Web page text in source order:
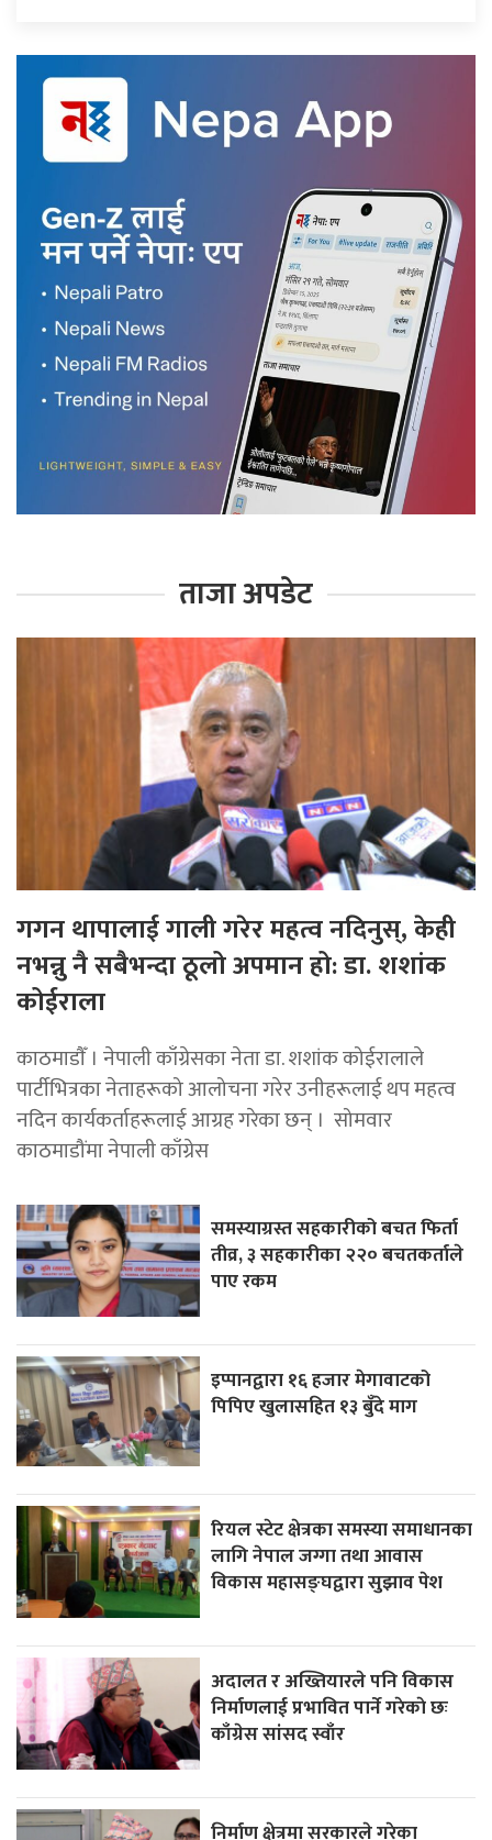
ताजा अपडेट
गगन थापालाई गाली गरेर महत्व नदिनुस्, केही
नभन्नु नै सबैभन्दा ठूलो अपमान हो: डा. शशांक
कोईराला
काठमाडाैँ । नेपाली काँग्रेसका नेता डा. शशांक कोईरालाले
पार्टीभित्रका नेताहरूको आलोचना गरेर उनीहरूलाई थप महत्व
नदिन कार्यकर्ताहरूलाई आग्रह गरेका छन् । सोमवार
काठमाडौंमा नेपाली काँग्रेस
समस्याग्रस्त सहकारीको बचत फिर्ता
तीव्र, ३ सहकारीका २२० बचतकर्ताले
पाए रकम
इप्पानद्वारा १६ हजार मेगावाटको
पिपिए खुलासहित १३ बुँदे माग
रियल स्टेट क्षेत्रका समस्या समाधानका
लागि नेपाल जग्गा तथा आवास
विकास महासङ्घद्वारा सुझाव पेश
अदालत र अख्तियारले पनि विकास
निर्माणलाई प्रभावित पार्ने गरेकाे छः
काँग्रेस सांसद स्वाँर
निर्माण क्षेत्रमा सरकारले गरेका